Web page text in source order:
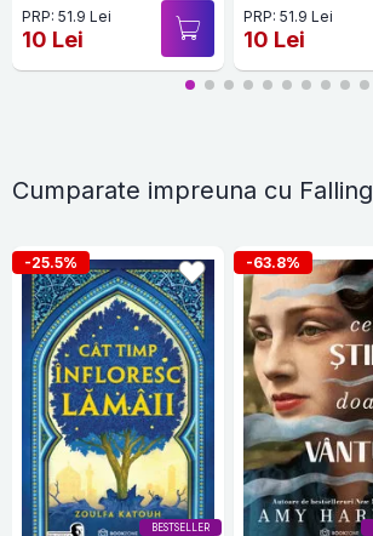
PRP: 51.9 Lei
10 Lei
PRP: 51.9 Lei
10 Lei
Cumparate impreuna cu Falling
BESTSELLER
-25.5% -63.8%